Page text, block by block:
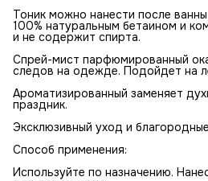
Тоник можно нанести после
100% натуральным бетаином и
и не содержит спирта.
Спрей-мист парфюмированный
следов на одежде. Подойдет на
Ароматизированный заменяет
праздник.
Эксклюзивный уход и
Способ применения:
Используйте по назначению.